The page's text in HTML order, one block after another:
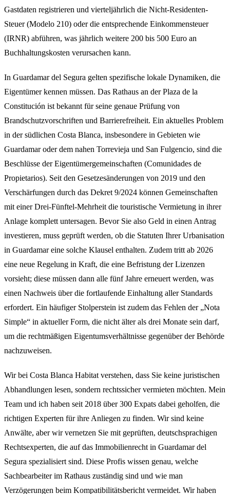
Gastdaten registrieren und vierteljährlich die Nicht-Residenten-
Steuer (Modelo 210) oder die entsprechende Einkommensteuer
(IRNR) abführen, was jährlich weitere 200 bis 500 Euro an
Buchhaltungskosten verursachen kann.
In Guardamar del Segura gelten spezifische lokale Dynamiken, die
Eigentümer kennen müssen. Das Rathaus an der Plaza de la
Constitución ist bekannt für seine genaue Prüfung von
Brandschutzvorschriften und Barrierefreiheit. Ein aktuelles Problem
in der südlichen Costa Blanca, insbesondere in Gebieten wie
Guardamar oder dem nahen Torrevieja und San Fulgencio, sind die
Beschlüsse der Eigentümergemeinschaften (Comunidades de
Propietarios). Seit den Gesetzesänderungen von 2019 und den
Verschärfungen durch das Dekret 9/2024 können Gemeinschaften
mit einer Drei-Fünftel-Mehrheit die touristische Vermietung in ihrer
Anlage komplett untersagen. Bevor Sie also Geld in einen Antrag
investieren, muss geprüft werden, ob die Statuten Ihrer Urbanisation
in Guardamar eine solche Klausel enthalten. Zudem tritt ab 2026
eine neue Regelung in Kraft, die eine Befristung der Lizenzen
vorsieht; diese müssen dann alle fünf Jahre erneuert werden, was
einen Nachweis über die fortlaufende Einhaltung aller Standards
erfordert. Ein häufiger Stolperstein ist zudem das Fehlen der „Nota
Simple“ in aktueller Form, die nicht älter als drei Monate sein darf,
um die rechtmäßigen Eigentumsverhältnisse gegenüber der Behörde
nachzuweisen.
Wir bei Costa Blanca Habitat verstehen, dass Sie keine juristischen
Abhandlungen lesen, sondern rechtssicher vermieten möchten. Mein
Team und ich haben seit 2018 über 300 Expats dabei geholfen, die
richtigen Experten für ihre Anliegen zu finden. Wir sind keine
Anwälte, aber wir vernetzen Sie mit geprüften, deutschsprachigen
Rechtsexperten, die auf das Immobilienrecht in Guardamar del
Segura spezialisiert sind. Diese Profis wissen genau, welche
Sachbearbeiter im Rathaus zuständig sind und wie man
Verzögerungen beim Kompatibilitätsbericht vermeidet. Wir haben